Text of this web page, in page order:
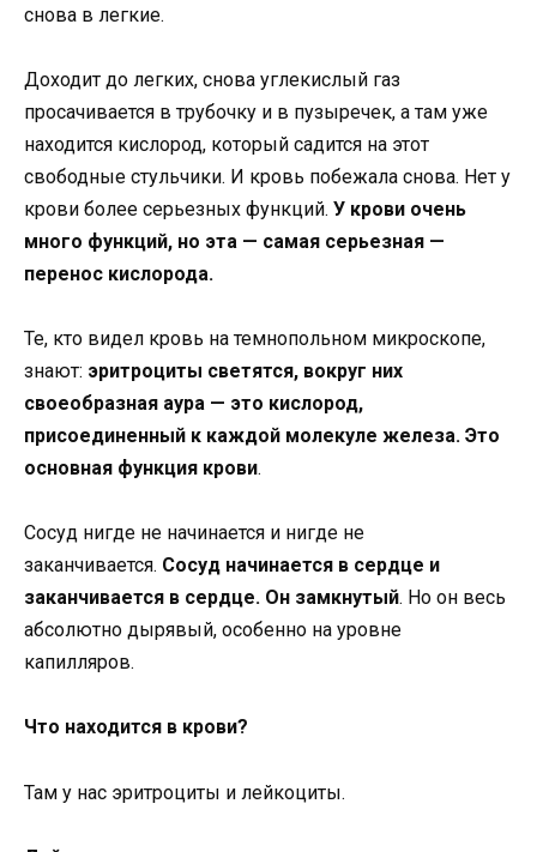
снова в легкие.
Доходит до легких, снова углекислый газ
просачивается в трубочку и в пузыречек, а там уже
находится кислород, который садится на этот
свободные стульчики. И кровь побежала снова. Нет у
крови более серьезных функций. У крови очень
много функций, но эта — самая серьезная —
перенос кислорода.
Те, кто видел кровь на темнопольном микроскопе,
знают: эритроциты светятся, вокруг них
своеобразная аура — это кислород,
присоединенный к каждой молекуле железа. Это
основная функция крови.
Сосуд нигде не начинается и нигде не
заканчивается. Сосуд начинается в сердце и
заканчивается в сердце. Он замкнутый. Но он весь
абсолютно дырявый, особенно на уровне
капилляров.
Что находится в крови?
Там у нас эритроциты и лейкоциты.